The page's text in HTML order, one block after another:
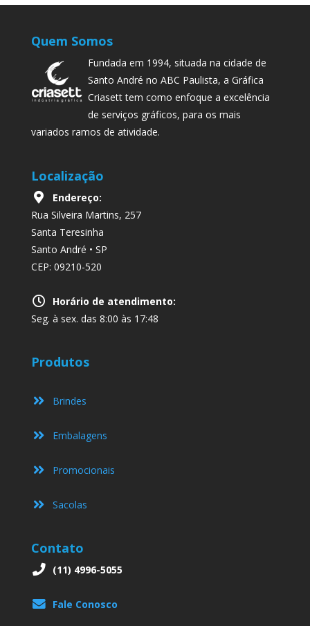
Quem Somos
Fundada em 1994, situada na cidade de
Santo André no ABC Paulista, a Gráfica
Criasett tem como enfoque a excelência
de serviços gráficos, para os mais
variados ramos de atividade.
Localização
Endereço:
Rua Silveira Martins, 257
Santa Teresinha
Santo André • SP
CEP: 09210-520
Horário de atendimento:
Seg. à sex. das 8:00 às 17:48
Produtos
Brindes
Embalagens
Promocionais
Sacolas
Contato
(11) 4996-5055
Fale Conosco